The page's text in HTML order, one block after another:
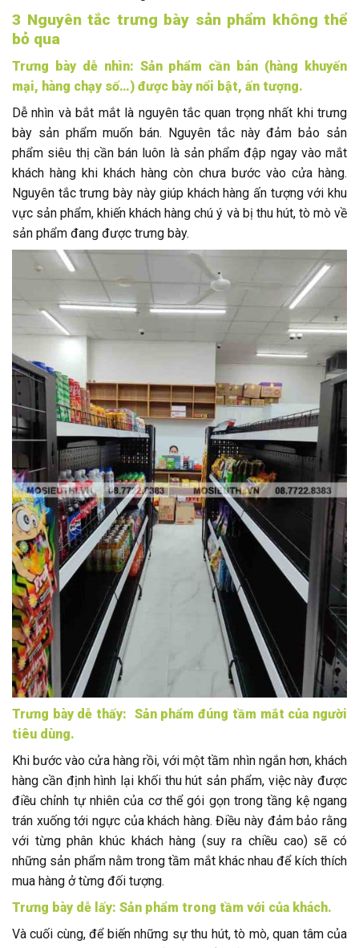
3 Nguyên tắc trưng bày sản phẩm không thể
bỏ qua
Trưng bày dễ nhìn: Sản phẩm cần bán (hàng khuyến
mại, hàng chạy số…) được bày nổi bật, ấn tượng.
Dễ nhìn và bắt mắt là nguyên tắc quan trọng nhất khi trưng
bày sản phẩm muốn bán. Nguyên tắc này đảm bảo sản
phẩm siêu thị cần bán luôn là sản phẩm đập ngay vào mắt
khách hàng khi khách hàng còn chưa bước vào cửa hàng.
Nguyên tắc trưng bày này giúp khách hàng ấn tượng với khu
vực sản phẩm, khiến khách hàng chú ý và bị thu hút, tò mò về
sản phẩm đang được trưng bày.
Trưng bày dễ thấy: Sản phẩm đúng tầm mắt của người
tiêu dùng.
Khi bước vào cửa hàng rồi, với một tầm nhìn ngắn hơn, khách
hàng cần định hình lại khối thu hút sản phẩm, việc này được
điều chỉnh tự nhiên của cơ thể gói gọn trong tầng kệ ngang
trán xuống tới ngực của khách hàng. Điều này đảm bảo rằng
với từng phân khúc khách hàng (suy ra chiều cao) sẽ có
những sản phẩm nằm trong tầm mắt khác nhau để kích thích
mua hàng ở từng đối tượng.
Trưng bày dễ lấy: Sản phẩm trong tầm với của khách.
Và cuối cùng, để biến những sự thu hút, tò mò, quan tâm của